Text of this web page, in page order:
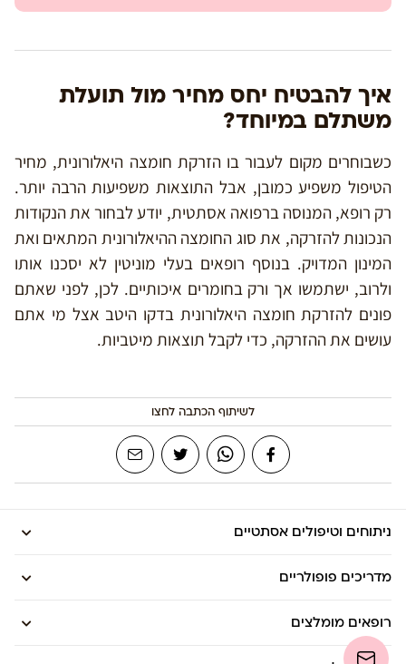
איך להבטיח יחס מחיר מול תועלת
משתלם במיוחד?
כשבוחרים מקום לעבור בו הזרקת חומצה היאלורונית, מחיר
הטיפול משפיע כמובן, אבל התוצאות משפיעות הרבה יותר.
רק רופא, המנוסה ברפואה אסתטית, יודע לבחור את הנקודות
הנכונות להזרקה, את סוג החומצה ההיאלורונית המתאים ואת
המינון המדויק. בנוסף רופאים בעלי מוניטין לא יסכנו אותו
ולרוב, ישתמשו אך ורק בחומרים איכותיים. לכן, לפני שאתם
פונים להזרקת חומצה היאלורונית בדקו היטב אצל מי אתם
עושים את ההזרקה, כדי לקבל תוצאות מיטביות.
לשיתוף הכתבה לחצו
ניתוחים וטיפולים אסתטיים
מדריכים פופולריים
רופאים מומלצים